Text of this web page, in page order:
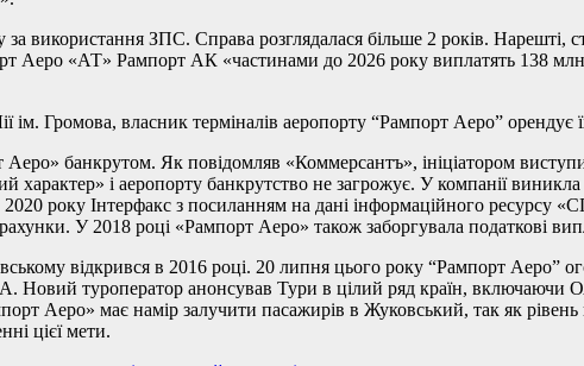
використання ЗПС. Справа розглядалася більше 2 років. Нарешті,
Аеро «АТ» Рампорт АК «частинами до 2026 року виплатять 138
ім. Громова, власник терміналів аеропорту “Рампорт Аеро” орендує
Аеро» банкрутом. Як повідомляв «Коммерсантъ», ініціатором
характер» і аеропорту банкрутство не загрожує. У компанії виникла
року Інтерфакс з посиланням на дані інформаційного
У 2018 році «Рампорт Аеро» також заборгувала податкові
відкрився в 2016 році. 20 липня цього року “Рампорт Аеро”
Новий туроператор анонсував Тури в цілий ряд країн,
Аеро» має намір залучити пасажирів в Жуковський, так як рівень
цієї мети.